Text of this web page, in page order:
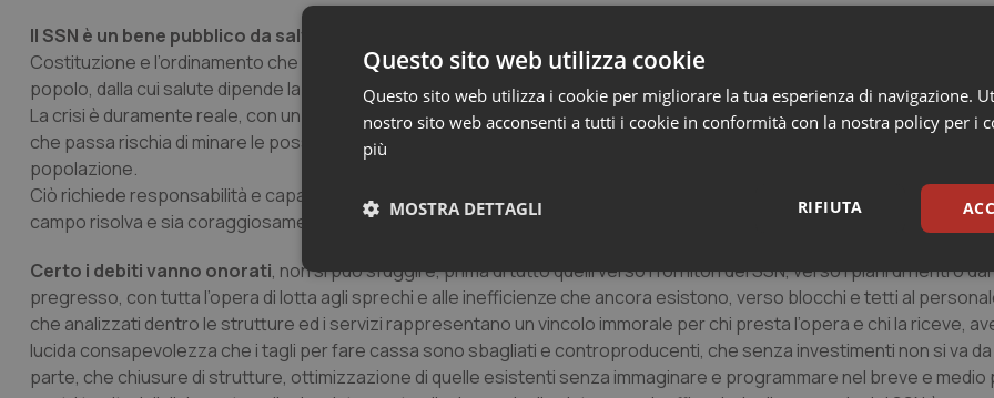
Il SSN è un bene pubblico da salvaguardare e preservar
Costituzione e l’ordinamento che lo regola, ma e soprattutto, perchè riguarda la tutela della salute individuale e collettiva
popolo, dalla cui salute dipende la crescita del paese ed il futuro dell’innovazione e del progresso scientifico e
La crisi è duramente reale, con un profondo malessere economico sociale, che ha bisogno di risposte qui e subito ed
che passa rischia di minare le possibili strategie di fuoriuscita dalla crisi con conseguenze sempre più gravi su
popolazione.
Ciò richiede responsabilità e capacità di governo nel difficile presente con l’occhio vigile all’impatto che ogni azione che
campo risolva e sia coraggiosamente rivolta al futuro.
Certo i debiti vanno onorati, non si può sfuggire, prima di tutto quelli verso i fornitori del SSN, verso i piani di rientro
pregresso, con tutta l’opera di lotta agli sprechi e alle inefficienze che ancora esistono, verso blocchi e tetti al
che analizzati dentro le strutture ed i servizi rappresentano un vincolo immorale per chi presta l’opera e chi la riceve,
lucida consapevolezza che i tagli per fare cassa sono sbagliati e controproducenti, che senza investimenti non si va
parte, che chiusure di strutture, ottimizzazione di quelle esistenti senza immaginare e programmare nel breve e medio
Questo sito web utilizza cookie
Questo sito web utilizza i cookie per migliorare la tua esperienza di navigazione.
nostro sito web acconsenti a tutti i cookie in conformità con la nostra policy per i
più
RIFIUTA
MOSTRA DETTAGLI
Necessari Statistici